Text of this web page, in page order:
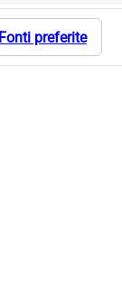
Fonti preferite